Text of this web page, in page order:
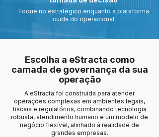
Foque no estratégico enquanto a plataforma
cuida do operacional
Escolha a eStracta como
camada de governança da sua
operação
A eStracta foi construída para atender
operações complexas em ambientes legais,
fiscais e regulatórios, combinando tecnologia
robusta, atendimento humano e um modelo de
negócio flexível, alinhado à realidade de
grandes empresas.